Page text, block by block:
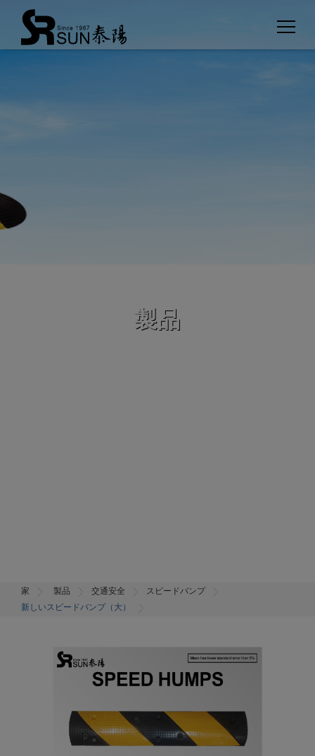
製品
家 製品 交通安全
スピードバンプ
新しいスピードバンプ（大）
クッキー利用の管理について